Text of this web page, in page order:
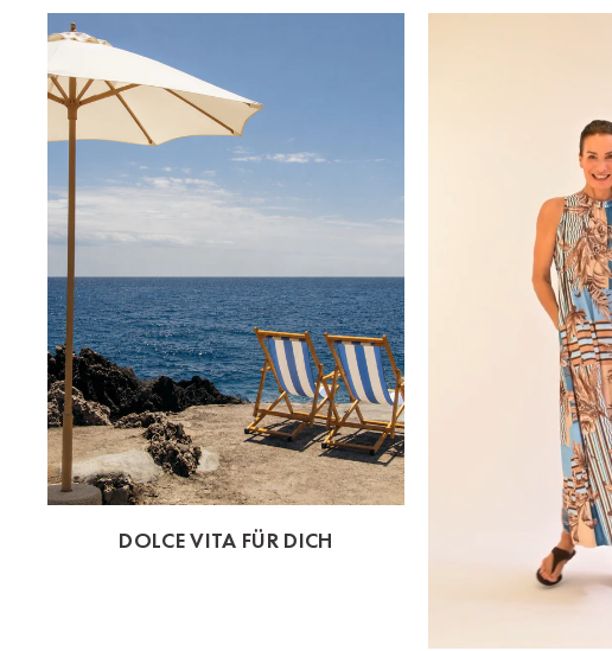
Innsbruck
Kiel-CittiPark
Krems
Leipzig
Linz
Lübeck
Münster
Oldenburg
Potsdam
Rostock
DOLCE VITA FÜR DICH